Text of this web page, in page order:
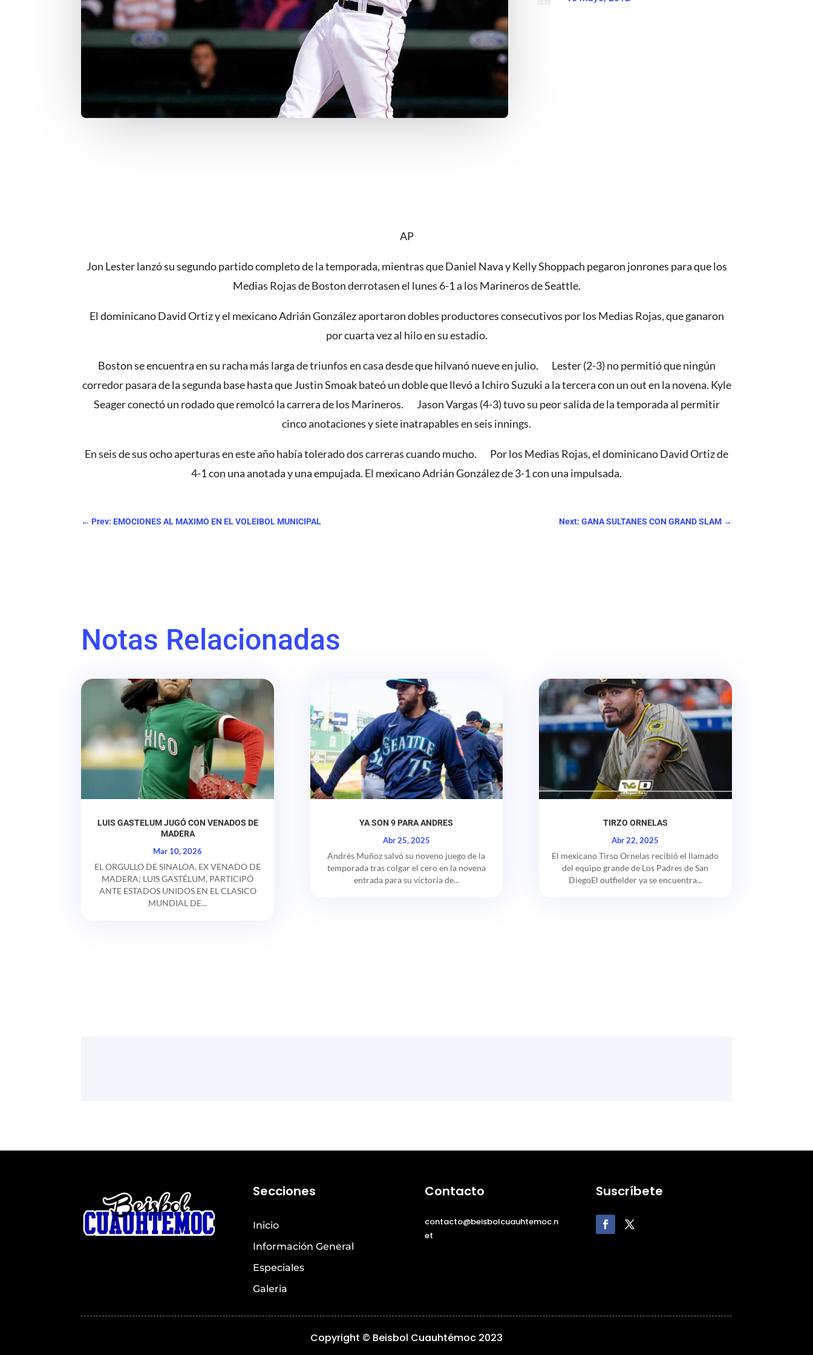
AP
Jon Lester lanzó su segundo partido completo de la temporada, mientras que Daniel Nava y Kelly Shoppach pegaron jonrones para que los
Medias Rojas de Boston derrotasen el lunes 6-1 a los Marineros de Seattle.
El dominicano David Ortiz y el mexicano Adrián González aportaron dobles productores consecutivos por los Medias Rojas, que ganaron
por cuarta vez al hilo en su estadio.
Boston se encuentra en su racha más larga de triunfos en casa desde que hilvanó nueve en julio. Lester (2-3) no permitió que ningún
corredor pasara de la segunda base hasta que Justin Smoak bateó un doble que llevó a Ichiro Suzuki a la tercera con un out en la novena. Kyle
Seager conectó un rodado que remolcó la carrera de los Marineros. Jason Vargas (4-3) tuvo su peor salida de la temporada al permitir
cinco anotaciones y siete inatrapables en seis innings.
En seis de sus ocho aperturas en este año había tolerado dos carreras cuando mucho. Por los Medias Rojas, el dominicano David Ortiz de
4-1 con una anotada y una empujada. El mexicano Adrián González de 3-1 con una impulsada.
← Prev: EMOCIONES AL MAXIMO EN EL VOLEIBOL MUNICIPAL Next: GANA SULTANES CON GRAND SLAM→
Notas Relacionadas
LUIS GASTELUM JUGÓ CON VENADOS DE
MADERA
Mar 10, 2026
EL ORGULLO DE SINALOA, EX VENADO DE
MADERA; LUIS GASTÉLUM, PARTICIPÓ
ANTE ESTADOS UNIDOS EN EL CLASICO
MUNDIAL DE...
YA SON 9 PARA ANDRES
Abr 25, 2025
Andrés Muñoz salvó su noveno juego de la
temporada tras colgar el cero en la novena
entrada para su victoria de...
TIRZO ORNELAS
Abr 22, 2025
El mexicano Tirso Ornelas recibió el llamado
del equipo grande de Los Padres de San
DiegoEl outfielder ya se encuentra...
Secciones
Inicio
Información General
Especiales
Galeria
Contacto
contacto@beisbolcuauhtemoc.n
et
Suscríbete
Copyright © Beisbol Cuauhtémoc 2023